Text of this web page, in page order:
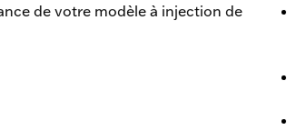
de votre modèle à injection de